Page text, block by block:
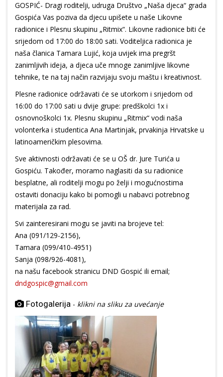
GOSPIĆ- Dragi roditelji, udruga Društvo „Naša djeca“ grada
Gospića Vas poziva da djecu upišete u naše Likovne
radionice i Plesnu skupinu „Ritmix“. Likovne radionice biti će
srijedom od 17:00 do 18:00 sati. Voditeljica radionica je
naša članica Tamara Lujić, koja uvijek ima pregršt
zanimljivih ideja, a djeca uče mnoge zanimljive likovne
tehnike, te na taj način razvijaju svoju maštu i kreativnost.
Plesne radionice održavati će se utorkom i srijedom od
16:00 do 17:00 sati u dvije grupe: predškolci 1x i
osnovnoškolci 1x. Plesnu skupinu „Ritmix“ vodi naša
volonterka i studentica Ana Martinjak, prvakinja Hrvatske u
latinoameričkim plesovima.
Sve aktivnosti održavati će se u OŠ dr. Jure Turića u
Gospiću. Također, moramo naglasiti da su radionice
besplatne, ali roditelji mogu po želji i mogućnostima
ostaviti donaciju kako bi pomogli u nabavci potrebnog
materijala za rad.
Svi zainteresirani mogu se javiti na brojeve tel:
Ana (091/129-2156),
Tamara (099/410-4951)
Sanja (098/926-4081),
na našu facebook stranicu DND Gospić ili email;
dndgospic@gmail.com
Fotogalerija - klikni na sliku za uvećanje